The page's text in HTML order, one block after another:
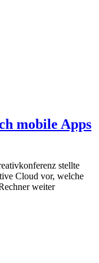
mobile Apps
stellte
Cloud vor, welche
weiter